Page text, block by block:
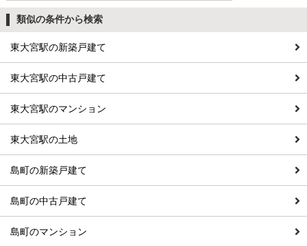
類似の条件から検索
東大宮駅の新築戸建て
東大宮駅の中古戸建て
東大宮駅のマンション
東大宮駅の土地
島町の新築戸建て
島町の中古戸建て
島町のマンション